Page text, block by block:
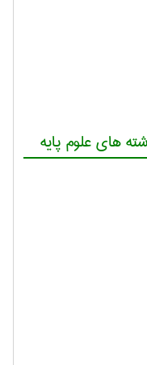
های علوم پایه